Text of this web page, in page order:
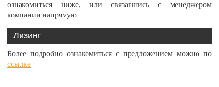
ознакомиться ниже, или связавшись с менеджером
компании напрямую.
Лизинг
Более подробно ознакомиться с предложением можно по
ссылке